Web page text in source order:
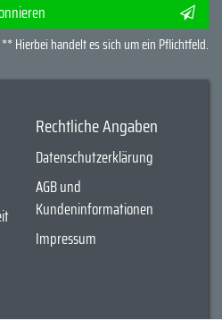
** Hierbei handelt es sich um ein Pflichtfeld.
Rechtliche Angaben
Datenschutzerklärung
AGB und
Kundeninformationen
Impressum